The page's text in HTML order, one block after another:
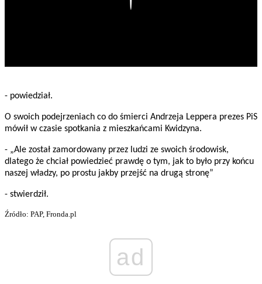
- powiedział.
O swoich podejrzeniach co do śmierci Andrzeja Leppera prezes PiS
mówił w czasie spotkania z mieszkańcami Kwidzyna.
- „Ale został zamordowany przez ludzi ze swoich środowisk,
dlatego że chciał powiedzieć prawdę o tym, jak to było przy końcu
naszej władzy, po prostu jakby przejść na drugą stronę”
- stwierdził.
Źródło: PAP, Fronda.pl
ad